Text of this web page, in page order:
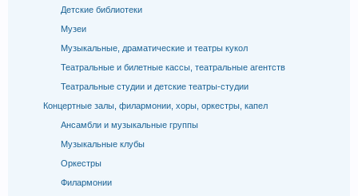
Детские библиотеки
Музеи
Музыкальные, драматические и театры кукол
Театральные и билетные кассы, театральные агентств
Театральные студии и детские театры-студии
Концертные залы, филармонии, хоры, оркестры, капел
Ансамбли и музыкальные группы
Музыкальные клубы
Оркестры
Филармонии